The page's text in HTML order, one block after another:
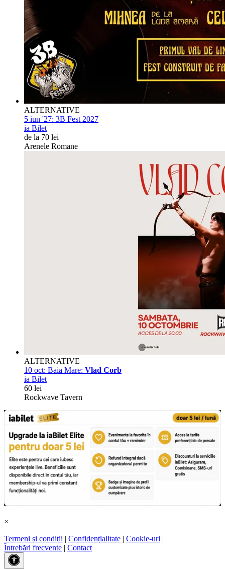
ALTERNATIVE
5 iun '27: 3B Fest 2027
ia Bilet
de la 70 lei
Arenele Romane
ALTERNATIVE
10 oct: Baia Mare: Vlad Corb
ia Bilet
60 lei
Rockwave Tavern
×
Termeni și condiții | Confidențialitate | Cookie-uri |
Întrebări frecvente | Contact